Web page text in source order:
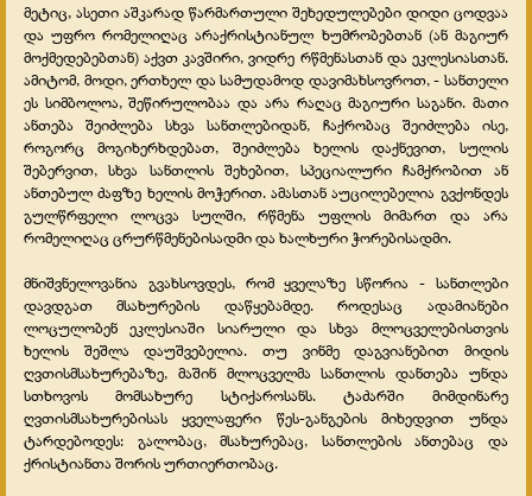
მეტიც, ასეთი აშკარად წარმართული შეხედულებები დიდი ცოდვაა
და უფრო რომელიღაც არაქრისტიანულ ხუმრობებთან (ან მაგიურ
მოქმედებებთან) აქვთ კავშირი, ვიდრე რწმენასთან და ეკლესიასთან.
ამიტომ, მოდი, ერთხელ და სამუდამოდ დავიმახსოვროთ, - სანთელი
ეს სიმბოლოა, შეწირულობაა და არა რაღაც მაგიური საგანი. მათი
ანთება შეიძლება სხვა სანთლებიდან, ჩაქრობაც შეიძლება ისე,
როგორც მოგიხერხდებათ, შეიძლება ხელის დაქნევით, სულის
შებერვით, სხვა სანთლის შეხებით, სპეციალური ჩამქრობით ან
ანთებულ ძაფზე ხელის მოჭერით. ამასთან აუცილებელია გვქონდეს
გულწრფელი ლოცვა სულში, რწმენა უფლის მიმართ და არა
რომელიღაც ცრურწმენებისადმი და ხალხური ჭორებისადმი.
მნიშვნელოვანია გვახსოვდეს, რომ ყველაზე სწორია - სანთლები
დავდგათ მსახურების დაწყებამდე. როდესაც ადამიანები
ლოცულობენ ეკლესიაში სიარული და სხვა მლოცველებისთვის
ხელის შეშლა დაუშვებელია. თუ ვინმე დაგვიანებით მიდის
ღვთისმსახურებაზე, მაშინ მლოცველმა სანთლის დანთება უნდა
სთხოვოს მომსახურე სტიქაროსანს. ტაძარში მიმდინარე
ღვთისმსახურებისას ყველაფერი წეს-განგების მიხედვით უნდა
ტარდებოდეს: გალობაც, მსახურებაც, სანთლების ანთებაც და
ქრისტიანთა შორის ურთიერთობაც.